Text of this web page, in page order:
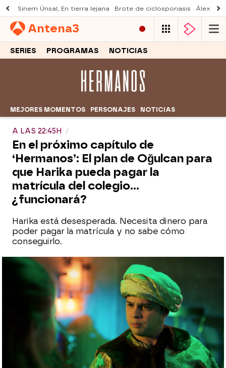
Sinem Ünsal, En tierra lejana Brote de ciclosporiasis Álex
Antena3
SERIES PROGRAMAS NOTICIAS
MEJORES MOMENTOS PERSONAJES NOTICIAS
A LAS 22:45H
En el próximo capítulo de
‘Hermanos’: El plan de Oğulcan para
que Harika pueda pagar la
matrícula del colegio...
¿funcionará?
Harika está desesperada. Necesita dinero para
poder pagar la matrícula y no sabe cómo
conseguirlo.
Julia Zapata López
Publicado: 31 de enero de 2023, 00:27